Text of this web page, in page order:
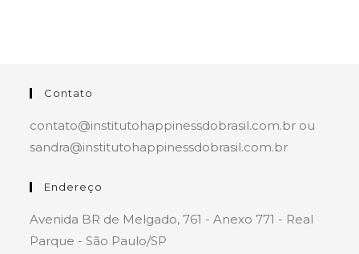
Contato
contato@institutohappinessdobrasil.com.br ou
sandra@institutohappinessdobrasil.com.br
Endereço
Avenida BR de Melgado, 761 - Anexo 771 - Real
Parque - São Paulo/SP